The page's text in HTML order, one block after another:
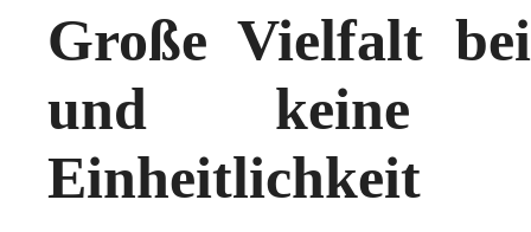
Große Vielfalt
und keine
Einheitlichkeit